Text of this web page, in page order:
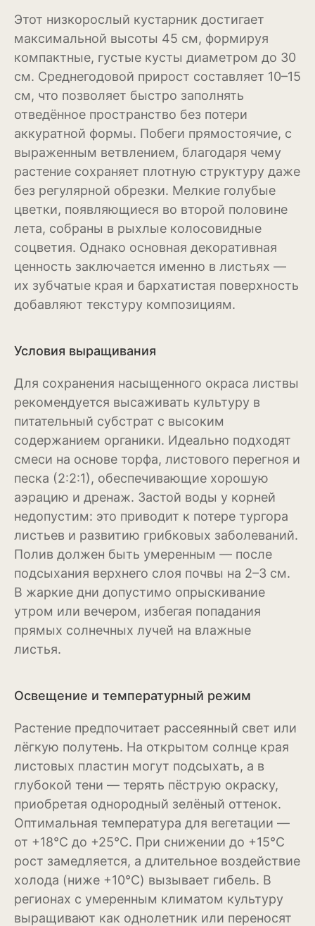
Рудбекия
Фиалка
Физалис
Флокс
Форзиция
Фуксия
Хоста
Хризантема
Цинния
Эустома
Эхинацея
Зерновые культуры
Овёс
Пшеница
Ячмень
Комнатные растения
Аглаонема
Алоказия
Антуриум
Глоксиния
Диффенбахия
Колеус
Кротон или кодиеум
Орхидея
Сингониум
Спатифиллум
Фикус
Этот низкорослый кустарник достигает
максимальной высоты 45 см, формируя
компактные, густые кусты диаметром до 30
см. Среднегодовой прирост составляет 10–15
см, что позволяет быстро заполнять
отведённое пространство без потери
аккуратной формы. Побеги прямостоячие, с
выраженным ветвлением, благодаря чему
растение сохраняет плотную структуру даже
без регулярной обрезки. Мелкие голубые
цветки, появляющиеся во второй половине
лета, собраны в рыхлые колосовидные
соцветия. Однако основная декоративная
ценность заключается именно в листьях —
их зубчатые края и бархатистая поверхность
добавляют текстуру композициям.
Условия выращивания
Для сохранения насыщенного окраса листвы
рекомендуется высаживать культуру в
питательный субстрат с высоким
содержанием органики. Идеально подходят
смеси на основе торфа, листового перегноя и
песка (2:2:1), обеспечивающие хорошую
аэрацию и дренаж. Застой воды у корней
недопустим: это приводит к потере тургора
листьев и развитию грибковых заболеваний.
Полив должен быть умеренным — после
подсыхания верхнего слоя почвы на 2–3 см.
В жаркие дни допустимо опрыскивание
утром или вечером, избегая попадания
прямых солнечных лучей на влажные
листья.
Освещение и температурный режим
Растение предпочитает рассеянный свет или
лёгкую полутень. На открытом солнце края
листовых пластин могут подсыхать, а в
глубокой тени — терять пёструю окраску,
приобретая однородный зелёный оттенок.
Оптимальная температура для вегетации —
от +18°C до +25°C. При снижении до +15°C
рост замедляется, а длительное воздействие
холода (ниже +10°C) вызывает гибель. В
регионах с умеренным климатом культуру
выращивают как однолетник или переносят